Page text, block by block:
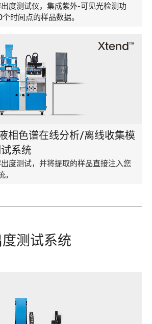
度测试仪，集成紫外-可见光检测功
时间点的样品数据。
相色谱在线分析/离线收集模
系统
度测试，并将提取的样品直接注入您
测试系统